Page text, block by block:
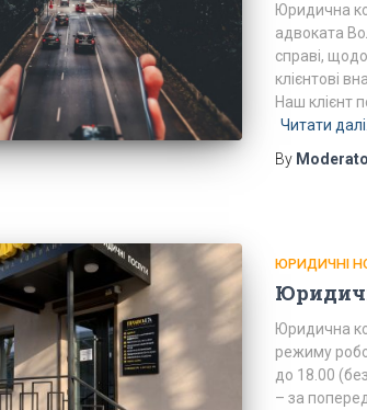
Юридична
адвоката
справі,
клієнтові
Наш клієнт
Читати далі…
By
ЮРИДИЧНІ
Юридична
режиму
до 18.00
– за